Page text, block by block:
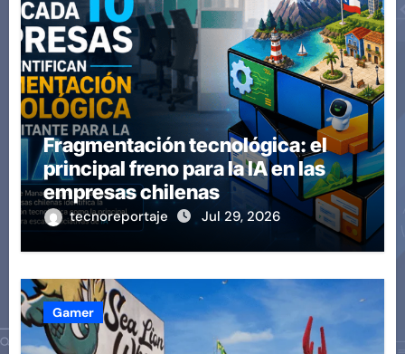
Fragmentación tecnológica: el
principal freno para la IA en las
empresas chilenas
tecnoreportaje Jul 29, 2026
Gamer